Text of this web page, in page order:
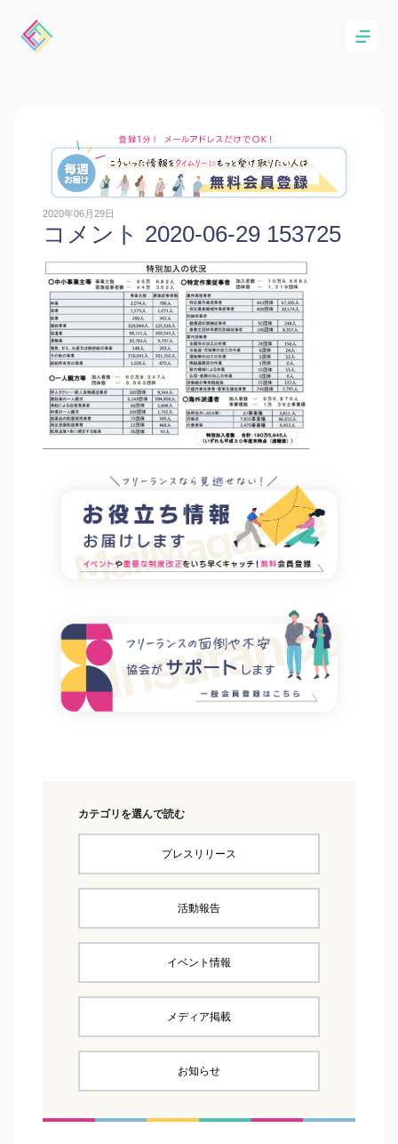
2020年06月29日
コメント 2020-06-29 153725
カテゴリを選んで読む
プレスリリース
活動報告
イベント情報
メディア掲載
お知らせ